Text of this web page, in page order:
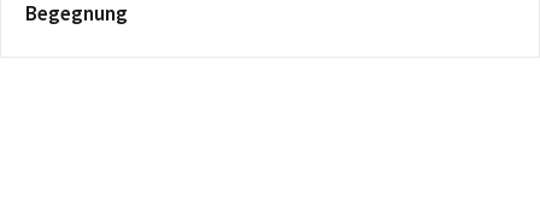
Begegnung